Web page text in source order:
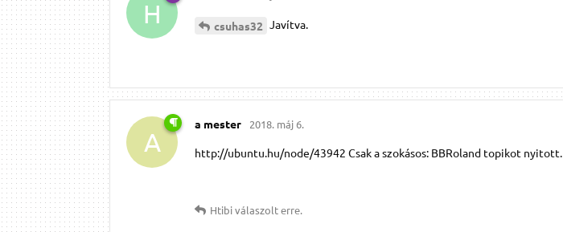
H csuhas32 Javítva.
A
a mester 2018. máj 6.
http://ubuntu.hu/node/43942 Csak a szokásos: BBRoland topikot nyitott.
Htibiválaszolt erre.